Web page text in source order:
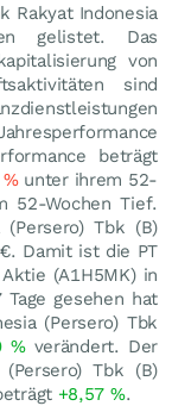
Rakyat Indonesia
gelistet. Das
von
sind
beträgt
%unter ihrem 52-
52-Wochen Tief.
Tbk (B)
€. Damit ist die PT
(A1H5MK) in
gesehen hat
(Persero) Tbk
%verändert. Der
Tbk (B)
+8,57 %.